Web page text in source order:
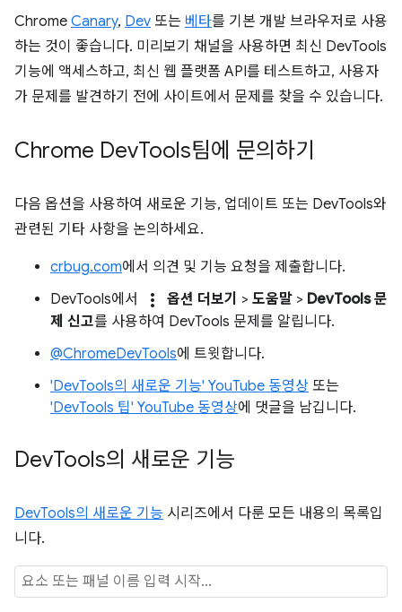
Chrome Canary, Dev 또는 베타를 기본 개발 브라우저로 사용
하는 것이 좋습니다. 미리보기 채널을 사용하면 최신 DevTools
기능에 액세스하고, 최신 웹 플랫폼 API를 테스트하고, 사용자
가 문제를 발견하기 전에 사이트에서 문제를 찾을 수 있습니다.
Chrome DevTools팀에 문의하기
다음 옵션을 사용하여 새로운 기능, 업데이트 또는 DevTools와
관련된 기타 사항을 논의하세요.
crbug.com에서 의견 및 기능 요청을 제출합니다.
DevTools에서
more_vert 옵션 더보기 > 도움말 > DevTools 문
제 신고를 사용하여 DevTools 문제를 알립니다.
@ChromeDevTools에 트윗합니다.
'DevTools의 새로운 기능' YouTube 동영상 또는
'DevTools 팁' YouTube 동영상에 댓글을 남깁니다.
DevTools의 새로운 기능
DevTools의 새로운 기능 시리즈에서 다룬 모든 내용의 목록입
니다.